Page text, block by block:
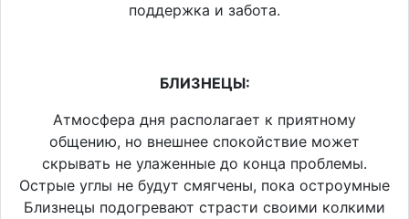
поддержка и забота.
БЛИЗНЕЦЫ:
Атмосфера дня располагает к приятному
общению, но внешнее спокойствие может
скрывать не улаженные до конца проблемы.
Острые углы не будут смягчены, пока остроумные
Близнецы подогревают страсти своими колкими